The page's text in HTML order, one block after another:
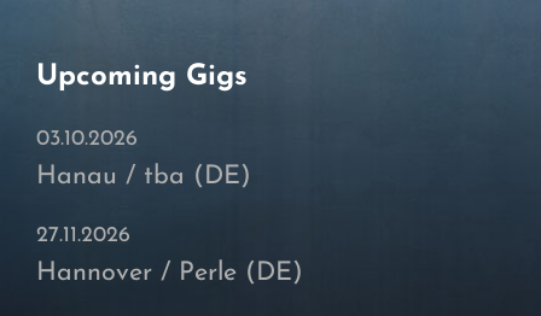
Upcoming Gigs
03.10.2026
Hanau / tba (DE)
27.11.2026
Hannover / Perle (DE)